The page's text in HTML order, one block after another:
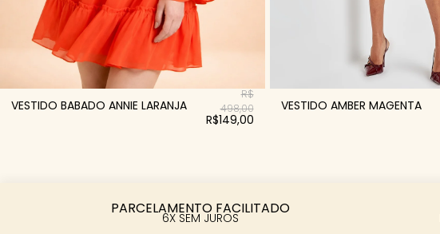
VESTIDO BABADO ANNIE LARANJA
R$
498,00
R$149,00
VESTIDO AMBER MAGENTA
PARCELAMENTO FACILITADO
6X SEM JUROS